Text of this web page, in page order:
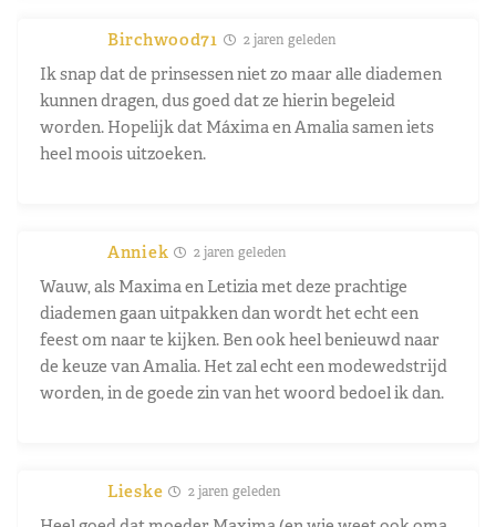
Birchwood71 2 jaren geleden
Ik snap dat de prinsessen niet zo maar alle diademen
kunnen dragen, dus goed dat ze hierin begeleid
worden. Hopelijk dat Máxima en Amalia samen iets
heel moois uitzoeken.
Anniek 2 jaren geleden
Wauw, als Maxima en Letizia met deze prachtige
diademen gaan uitpakken dan wordt het echt een
feest om naar te kijken. Ben ook heel benieuwd naar
de keuze van Amalia. Het zal echt een modewedstrijd
worden, in de goede zin van het woord bedoel ik dan.
Lieske 2 jaren geleden